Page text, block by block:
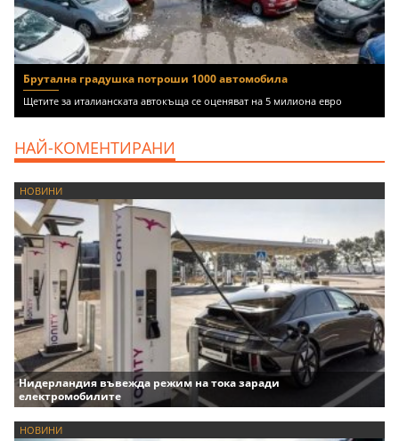
Брутална градушка потроши 1000 автомобила
Щетите за италианската автокъща се оценяват на 5 милиона евро
НАЙ-КОМЕНТИРАНИ
НОВИНИ
Нидерландия въвежда режим на тока заради
електромобилите
НОВИНИ